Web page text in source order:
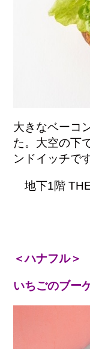
大きなベーコ
た。大空の下
ンドイッチで
地下1階
＜ハナフル＞
いちごのブー